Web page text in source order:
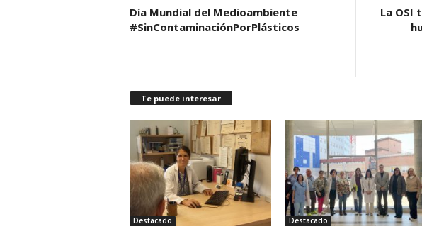
Día Mundial del Medioambiente
#SinContaminaciónPorPlásticos
La OSI
Te puede interesar
Destacado Destacado